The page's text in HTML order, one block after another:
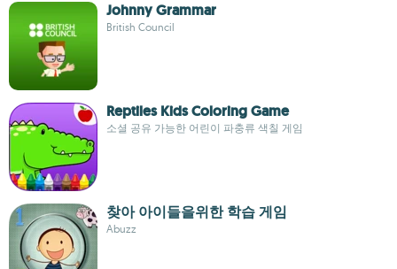
Johnny Grammar
British Council
Reptiles Kids Coloring Game
소셜 공유 가능한 어린이 파충류 색칠 게임
찾아 아이들을위한 학습 게임
Abuzz